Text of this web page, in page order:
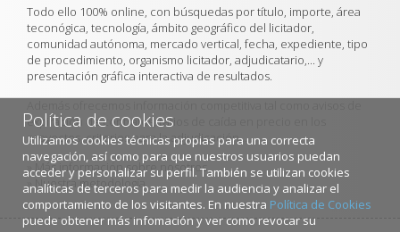
Política de cookies
Utilizamos cookies técnicas propias para una correcta
navegación, así como para que nuestros usuarios puedan
acceder y personalizar su perfil. También se utilizan cookies
analíticas de terceros para medir la audiencia y analizar el
comportamiento de los visitantes. En nuestra Política de Cookies
puede obtener más infomación y ver como revocar su
Todo ello 100% online, con búsquedas por título, importe, área
teconógica, tecnología, ámbito geográfico del licitador,
comunidad autónoma, mercado vertical, fecha, expediente, tipo
de procedimiento, organismo licitador, adjudicatario,... y
presentación gráfica interactiva de resultados.
expiración de contratos, ratios de caída en precio en los
proyectos, criterios para la adjudicación...
»Más información sobre nosotros
»Nuestra metodología